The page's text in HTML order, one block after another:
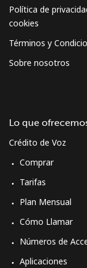
Política de
cookies
Términos y
Sobre nosotros
Lo que
Crédito de Voz
Comprar
Tarifas
Plan Mensual
Cómo Llamar
Números de
Aplicaciones